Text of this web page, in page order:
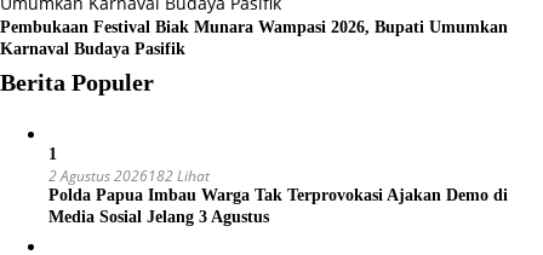
Pembukaan Festival Biak Munara Wampasi 2026, Bupati Umumkan
Karnaval Budaya Pasifik
Berita Populer
1
2 Agustus 2026182 Lihat
Polda Papua Imbau Warga Tak Terprovokasi Ajakan Demo di
Media Sosial Jelang 3 Agustus